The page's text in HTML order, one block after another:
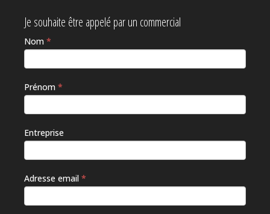
Je souhaite être appelé par un commercial
Nom *
Prénom *
Entreprise
Adresse email *
Si vous
êtes un
humain,
remplissez
champ.